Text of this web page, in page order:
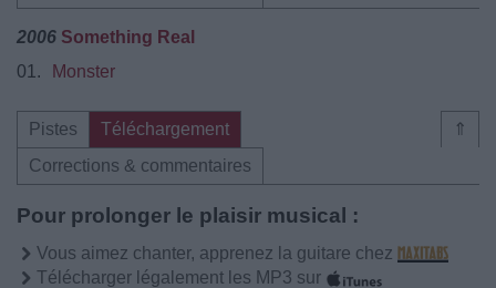
2006 Something Real
01.
Monster
⇑
Pistes
Téléchargement
Corrections & commentaires
Pour prolonger le plaisir musical :
Vous aimez chanter, apprenez la guitare chez
Télécharger légalement les MP3 sur